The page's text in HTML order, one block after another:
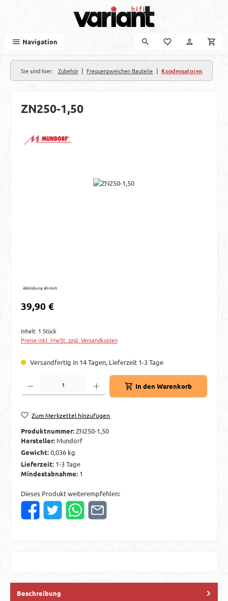
Navigation
Sie sind hier: Zubehör | Frequenzweichen Bauteile | Kondensatoren
ZN250-1,50
Bildergalerie überspringen
Abbildung ähnlich
Regulärer Preis:
39,90 €
Inhalt: 1 Stück
Preise inkl. MwSt. zzgl. Versandkosten
Versandfertig in 14 Tagen, Lieferzeit 1-3 Tage
Produkt Anzahl: Gib den gewünschten Wert ein oder benutze die Schaltflächen
In den Warenkorb
Zum Merkzettel hinzufügen
Produktnummer:ZN250-1,50
Hersteller: Mundorf
Gewicht:0,036 kg
Lieferzeit: 1-3 Tage
Mindestabnahme: 1
Dieses Produkt weiterempfehlen:
Beschreibung